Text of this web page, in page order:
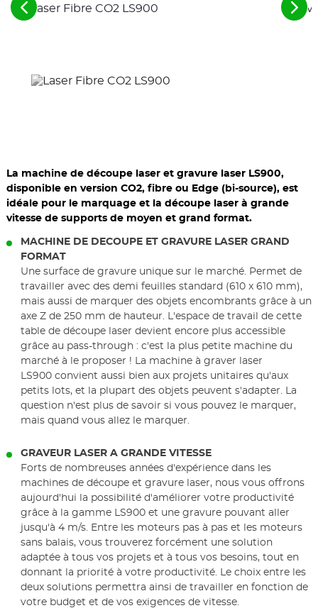
Laser Fibre CO2 LS900
Voir
les
Voir
les
La machine de découpe laser et gravure laser LS900,
disponible en version CO2, fibre ou Edge (bi-source), est
idéale pour le marquage et la découpe laser à grande
vitesse de supports de moyen et grand format.
MACHINE DE DECOUPE ET GRAVURE LASER GRAND
FORMAT
Une surface de gravure unique sur le marché. Permet de
travailler avec des demi feuilles standard (610 x 610 mm),
mais aussi de marquer des objets encombrants grâce à un
axe Z de 250 mm de hauteur. L'espace de travail de cette
table de découpe laser devient encore plus accessible
grâce au pass-through : c'est la plus petite machine du
marché à le proposer ! La machine à graver laser
LS900 convient aussi bien aux projets unitaires qu'aux
petits lots, et la plupart des objets peuvent s'adapter. La
question n'est plus de savoir si vous pouvez le marquer,
mais quand vous allez le marquer.
GRAVEUR LASER A GRANDE VITESSE
Forts de nombreuses années d'expérience dans les
machines de découpe et gravure laser, nous vous offrons
aujourd'hui la possibilité d'améliorer votre productivité
grâce à la gamme LS900 et une gravure pouvant aller
jusqu'à 4 m/s. Entre les moteurs pas à pas et les moteurs
sans balais, vous trouverez forcément une solution
adaptée à tous vos projets et à tous vos besoins, tout en
donnant la priorité à votre productivité. Le choix entre les
deux solutions permettra ainsi de travailler en fonction de
votre budget et de vos exigences de vitesse.